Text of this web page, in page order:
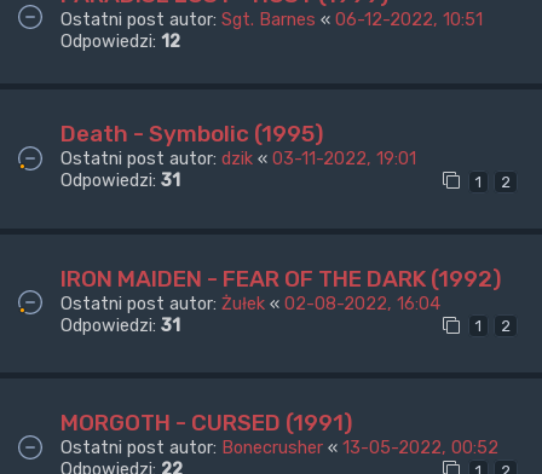
Ostatni post autor: Sgt. Barnes « 06-12-2022, 10:51
Odpowiedzi: 12
Death - Symbolic (1995)
Ostatni post autor: dzik « 03-11-2022, 19:01
Odpowiedzi: 31 1 2
IRON MAIDEN - FEAR OF THE DARK (1992)
Ostatni post autor: Żułek « 02-08-2022, 16:04
Odpowiedzi: 31 1 2
MORGOTH - CURSED (1991)
Ostatni post autor: Bonecrusher « 13-05-2022, 00:52